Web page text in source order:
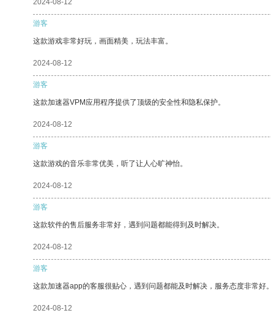
2024-08-12
游客
这款游戏非常好玩，画面精美，玩法丰富。
2024-08-12
游客
这款加速器VPM应用程序提供了顶级的安全性和隐私保护。
2024-08-12
游客
这款游戏的音乐非常优美，听了让人心旷神怡。
2024-08-12
游客
这款软件的售后服务非常好，遇到问题都能得到及时解决。
2024-08-12
游客
这款加速器app的客服很贴心，遇到问题都能及时解决，服务态度非常好。
2024-08-12